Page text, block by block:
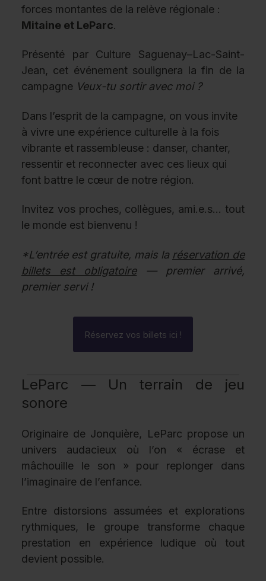
forces montantes de la relève régionale :
Mitaine et LeParc.
Présenté par Culture Saguenay–Lac-Saint-
Jean, cet événement soulignera la fin de la
campagne Veux-tu sortir avec moi ?
Dans l’esprit de la campagne, on vous invite
à vivre une expérience culturelle à la fois
vibrante et rassembleuse : danser, chanter,
ressentir et reconnecter avec ces lieux qui
font battre le cœur de notre région.
Invitez vos proches, collègues, ami.e.s... tout
le monde est bienvenu !
*L’entrée est gratuite, mais la réservation de
billets est obligatoire— premier arrivé,
premier servi !
Réservez vos billets ici !
LeParc — Un terrain de jeu
sonore
Originaire de Jonquière, LeParc propose un
univers audacieux où l’on « écrase et
mâchouille le son » pour replonger dans
l’imaginaire de l’enfance.
Entre distorsions assumées et explorations
rythmiques, le groupe transforme chaque
prestation en expérience ludique où tout
devient possible.